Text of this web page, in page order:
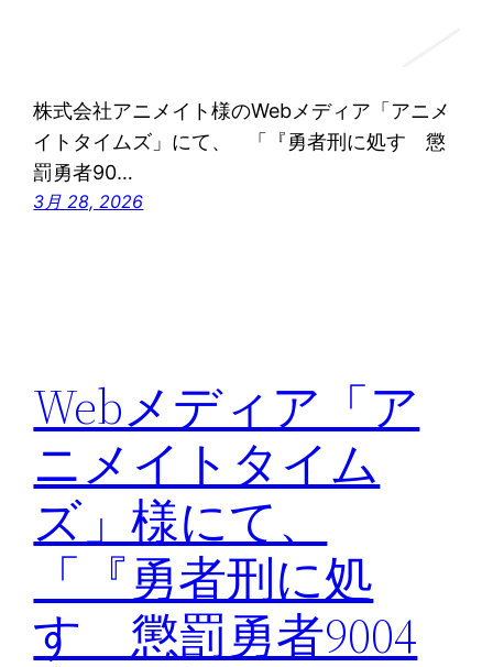
株式会社アニメイト様のWebメディア「アニメ
イトタイムズ」にて、 「『勇者刑に処す 懲
罰勇者90…
3月 28, 2026
Webメディア「ア
ニメイトタイム
ズ」様にて、
「『勇者刑に処
す 懲罰勇者9004